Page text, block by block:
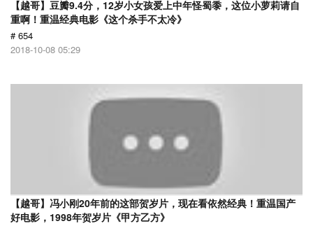
【越哥】豆瓣9.4分，12岁小女孩爱上中年怪蜀黍，这位小萝莉请自
重啊！重温经典电影《这个杀手不太冷》
# 654
2018-10-08 05:29
【越哥】冯小刚20年前的这部贺岁片，现在看依然经典！重温国产
好电影，1998年贺岁片《甲方乙方》